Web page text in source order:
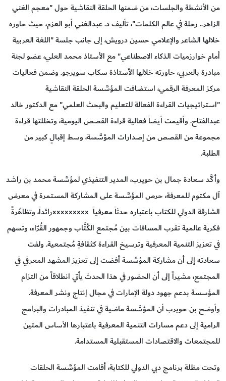
من الأنشطة والجلسات، من ضمنها الحلقة النقاشية حول "معجم الغني
الزاهر.. رحلة في عالم الكلمات"، تأليف د. عبدالغني أبو العزم، حيث حاوره
خلالها الشاعر والإعلامي حسين درويش، إلى جانب جلسة "اللغة العربية
أمام خوارزميات الذكاء الاصطناعي" مع الأستاذ محمد العلي، عضو لجنة
مبادرة بالعربي، حاورته خلالها الأستاذة سكاب سويرجو. وضمن فعاليات
مركز المعرفة الرقمي، استضافت المؤسَّسة الحلقة النقاشية
"استراتيجيات القراءة الفعالة للتعليم والبحث العلمي" مع الدكتور خالد
عبدالفتاح. وأقيمت أيضاً فعالية قراءة القصص اليومية، وتخللتها قراءة
مجموعة من القصص من إصدارات المؤسَّسة، وسط إقبالٍ كبير من
الطلبة.
وأكَّد سعادة جمال بن حويرب، المدير التنفيذي لمؤسَّسة محمد بن راشد
آل مكتوم للمعرفة، حرص المؤسَّسة على المشاركة المستمرة في معرض
الشارقة الدولي للكتاب باعتباره حدثاً معرفياً xxxxxxxxxرائداً، وتظاهُرةً
فكرية عالمية تقرب المسافات بين مُجتمع الكُتَّاب وجمهور القُرّاء، وتسهم
في تعزيز التنمية المعرفية وترسيخ القراءة كثقافةٍ مُجتمعية. ولفت
سعادته إلى أن مشاركة المؤسَّسة أفضت إلى تعزيز المشهد المعرفي في
المجتمع، مشيراً إلى أن الحضور في هذا الحدث يأتي انطلاقاً من التزام
المؤسسة بدعم جهود دولة الإمارات في مجال إنتاج ونشر المعرفة.
وأوضح بن حويرب أن المؤسَّسة ماضية في تنفيذ المبادرات والبرامج
الرامية إلى دعم مسارات التنمية المعرفية باعتبارها الأساس المتين
للمجتمعات والاقتصادات المستقبلية المستدامة.
وتحت مظلة برنامج دبي الدولي للكتابة، أقامت المؤسَّسة الحلقات